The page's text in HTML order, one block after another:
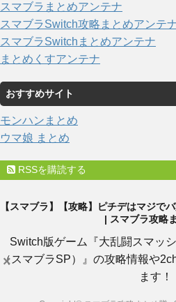
スマブラまとめアンテナ
スマブラSwitch攻略まとめアンテ
スマブラSwitchまとめアンテナ
まとめくすアンテナ
おすすめサイト
モンハンまとめ
ウマ娘 まとめ
RSSを購読する
×
【スマブラ】【攻略】ピチデはマジで
| スマブラ攻略
Switch版ゲーム『大乱闘スマッ
（スマブラSP）』の攻略情報や
ます！